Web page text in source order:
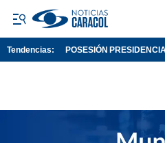
Tendencias: POSESIÓN